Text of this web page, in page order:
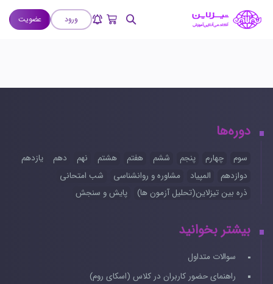
ورود عضویت
دوره‌ها
سوم چهارم پنجم ششم هفتم هشتم نهم دهم
یازدهم
دوازدهم
المپیاد مشاوره و روانشناسی
شب امتحانی
ذره بین تیزلاین(تحلیل آزمون ها)
پایش و سنجش
بیشتر بخوانید
سوالات متداول
راهنمای حضور کاربران در کلاس (اسکای روم)